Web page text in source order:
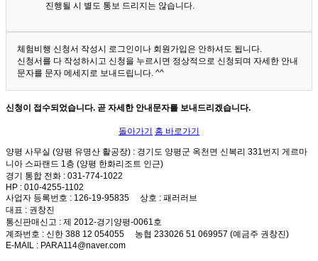
진행될 시 별도 통보 드리지는 않습니다.
체험비행 신청서 작성시 로그인이나 회원가입은 안하셔도 됩니다.
신청서를 다 작성하시고 신청을 누르시면 정상적으로 신청되며 자세한 안내
문자를 문자 메세지로 보내드립니다. ^^
신청이 접수되었습니다. 곧 자세한 안내문자를 보내드리겠습니다.
돌아가기 홈 바로가기
양평 사무실 (양평 유명산 활공장) : 경기도 양평군 옥천면 신복리 331번지 게르마
니아 스파랜드 1층 (양평 한화리조트 인근)
경기 통합 전화 : 031-774-1022
HP : 010-4255-1102
사업자 등록번호 : 126-19-95835 상호 : 패러러브
대표 : 권창진
통신판매신고 : 제 2012-경기양평-0061호
계좌번호 : 신한 388 12 054055 농협 233026 51 069957 (예금주 권창진)
E-MAIL : PARA114@naver.com